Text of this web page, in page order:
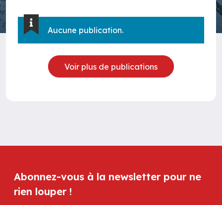
Aucune publication.
Voir plus de publications
Abonnez-vous à la newsletter pour ne
rien louper !